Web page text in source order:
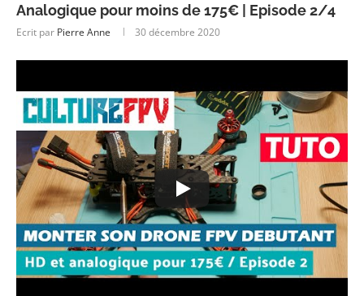
Analogique pour moins de 175€ | Episode 2/4
Ecrit par Pierre Anne 30 décembre 2020